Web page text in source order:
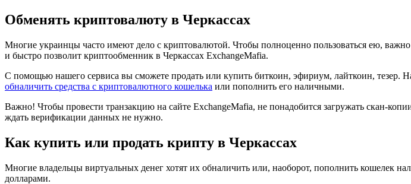
Обменять криптовалюту в Черкассах
Многие украинцы часто имеют дело с криптовалютой. Чтобы полноценно пользоваться ею,
и быстро позволит криптообменник в Черкассах ExchangeMafia.
С помощью нашего сервиса вы сможете продать или купить биткоин, эфириум, лайткоин, тезер.
обналичить средства с криптовалютного кошелька или пополнить его наличными.
Важно! Чтобы провести транзакцию на сайте ExchangeMafia, не понадобится загружать скан-
ждать верификации данных не нужно.
Как купить или продать крипту в Черкассах
Многие владельцы виртуальных денег хотят их обналичить или, наоборот, пополнить кошелек
долларами.